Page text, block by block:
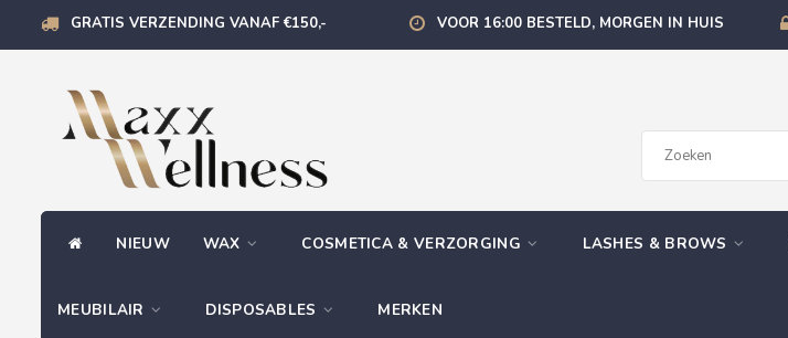
GRATIS VERZENDING VANAF €150,- VOOR 16:00 BESTELD, MORGEN IN HUIS
NIEUW WAX COSMETICA & VERZORGING LASHES & BROWS
MEUBILAIR DISPOSABLES MERKEN